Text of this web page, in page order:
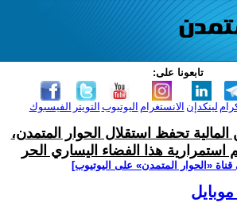
تابعونا على:
الفيسبوك التويتر اليوتيوب الانستغرام لينكدإن
المالية تحفظ استقلال الحوار المتمدن،
هذا الفضاء اليساري الحر
‫«الحوار المتمدن» على اليوتيوب]